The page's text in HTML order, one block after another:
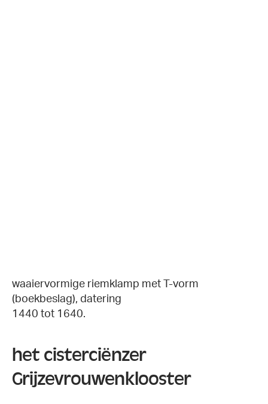
waaiervormige riemklamp met T-vorm
(boekbeslag), datering
1440 tot 1640.
het cisterciënzer
Grijzevrouwenklooster